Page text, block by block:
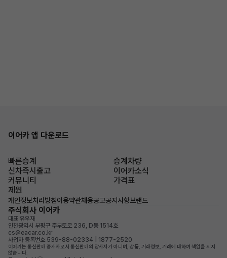
이어카 앱 다운로드
빠른승계
승계차량
신차즉시출고
이어카소식
커뮤니티
가격표
제원
개인정보처리방침이용약관채용공고공지사항브랜드
주식회사 이어카
대표 유우재
인천광역시 부평구 주부토로 236, D동 1514호
cs@eacar.co.kr
사업자 등록번호 539-88-02334 | 1877-2520
이어카는 통신판매 중개자로서 통신판매의 당사자가 아니며, 상품, 거래정보, 거래에 대하여 책임을 지지
않습니다.